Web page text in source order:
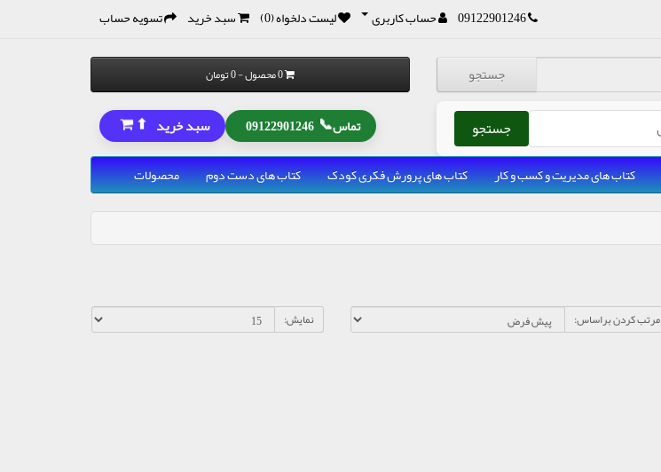
09122901246 حساب کاربری لیست دلخواه (0) سبد خرید تسویه حساب
جستجو
جستجو
0 محصول - 0 تومان
تماس📞
09122901246 سبد خرید ⬆
کتاب های مدیریت و کسب و کار کتاب های پرورش فکری کودک کتاب های دست دوم محصولات
مرتب کردن براساس: نمایش: